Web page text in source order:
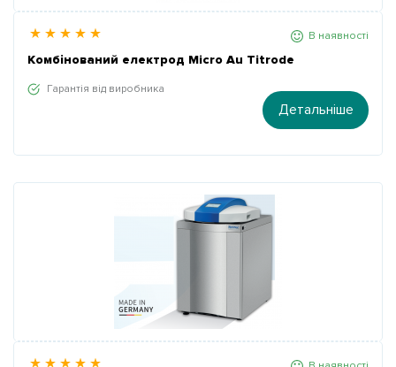
В наявності
Комбінований електрод Micro Au Titrode
Гарантія від виробника
Детальніше